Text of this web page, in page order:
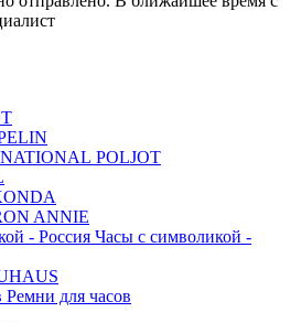
POLJOT
ANNIE
Часы с символикой -
Ремни для часов